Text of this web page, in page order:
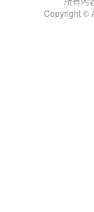
Copyright ©